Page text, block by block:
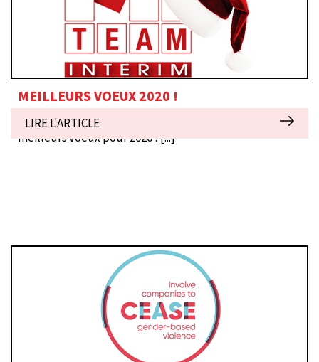
MEILLEURS VOEUX 2020 !
TOUTE L' EQUIPE TEAM INTERIM vous présente ses
meilleurs voeux pour 2020 ![...]
LIRE L'ARTICLE